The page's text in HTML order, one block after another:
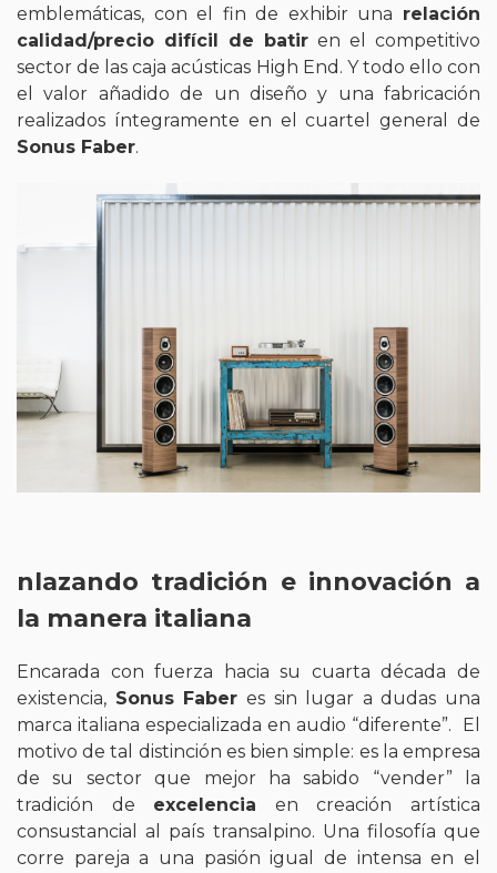
emblemáticas, con el fin de exhibir una relación
calidad/precio difícil de batir en el competitivo
sector de las caja acústicas High End. Y todo ello con
el valor añadido de un diseño y una fabricación
realizados íntegramente en el cuartel general de
Sonus Faber.
nlazando tradición e innovación a
la manera italiana
Encarada con fuerza hacia su cuarta década de
existencia, Sonus Faber es sin lugar a dudas una
marca italiana especializada en audio “diferente”. El
motivo de tal distinción es bien simple: es la empresa
de su sector que mejor ha sabido “vender” la
tradición de excelencia en creación artística
consustancial al país transalpino. Una filosofía que
corre pareja a una pasión igual de intensa en el